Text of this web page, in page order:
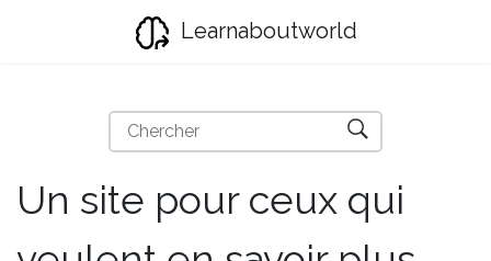
Learnaboutworld
Un site pour ceux qui